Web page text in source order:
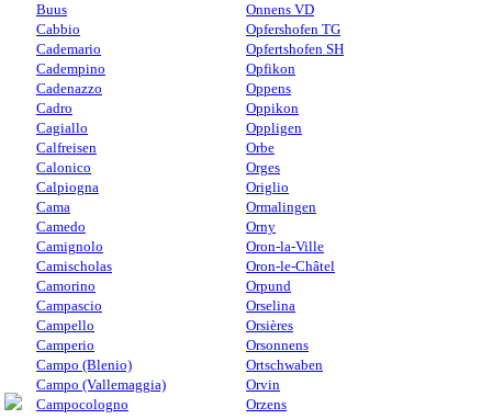
Buus
Cabbio
Cademario
Cadempino
Cadenazzo
Cadro
Cagiallo
Calfreisen
Calonico
Calpiogna
Cama
Camedo
Camignolo
Camischolas
Camorino
Campascio
Campello
Camperio
Campo (Blenio)
Campo (Vallemaggia)
Campocologno
Onnens VD
Opfershofen TG
Opfertshofen SH
Opfikon
Oppens
Oppikon
Oppligen
Orbe
Orges
Origlio
Ormalingen
Orny
Oron-la-Ville
Oron-le-Châtel
Orpund
Orselina
Orsières
Orsonnens
Ortschwaben
Orvin
Orzens